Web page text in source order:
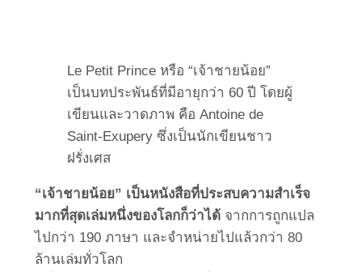
Le Petit Prince หรือ “เจ้าชายน้อย”
เป็นบทประพันธ์ที่มีอายุกว่า 60 ปี โดยผู้
เขียนและวาดภาพ คือ Antoine de
Saint-Exupery ซึ่งเป็นนักเขียนชาว
ฝรั่งเศส
“เจ้าชายน้อย” เป็นหนังสือที่ประสบความสำเร็จ
มากที่สุดเล่มหนึ่งของโลกก็ว่าได้ จากการถูกแปล
ไปกว่า 190 ภาษา และจำหน่ายไปแล้วกว่า 80
ล้านเล่มทั่วโลก